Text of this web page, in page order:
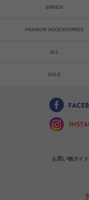
SHOES
FASHION ACCESSORIES
ALL
SALE
お買い物ガイド